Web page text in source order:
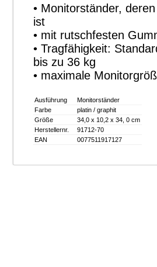
• Monitorständer,
ist
• mit rutschfesten
• Tragfähigkeit:
bis zu 36 kg
• maximale
Ausführung
Monitorständer
Farbe
platin / graphit
Größe
34,0 x 10,2 x 34, 0 cm
Herstellernr.
91712-70
EAN
0077511917127